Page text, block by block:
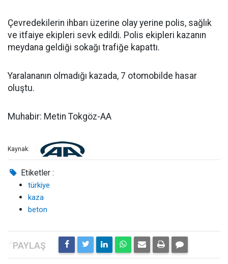
Çevredekilerin ihbarı üzerine olay yerine polis, sağlık
ve itfaiye ekipleri sevk edildi. Polis ekipleri kazanın
meydana geldiği sokağı trafiğe kapattı.
Yaralananın olmadığı kazada, 7 otomobilde hasar
oluştu.
Muhabir: Metin Tokgöz-AA
Kaynak:
Etiketler :
türkiye
kaza
beton